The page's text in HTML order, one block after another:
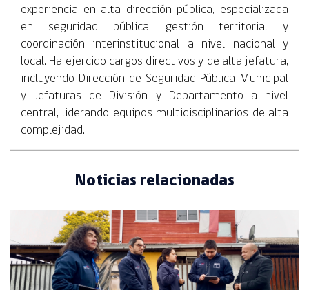
experiencia en alta dirección pública, especializada
en seguridad pública, gestión territorial y
coordinación interinstitucional a nivel nacional y
local. Ha ejercido cargos directivos y de alta jefatura,
incluyendo Dirección de Seguridad Pública Municipal
y Jefaturas de División y Departamento a nivel
central, liderando equipos multidisciplinarios de alta
complejidad.
Noticias relacionadas